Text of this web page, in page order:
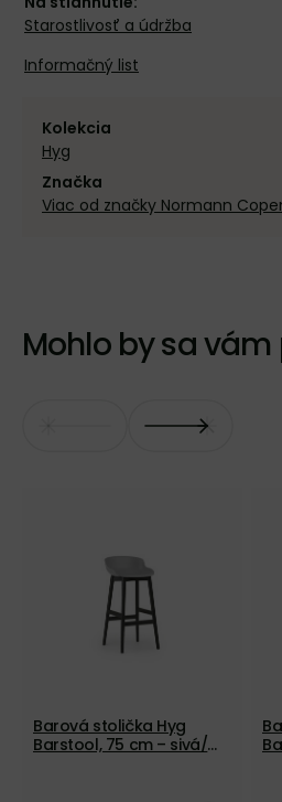
Starostlivosť a údržba
Informačný list
Kolekcia
Hyg
Značka
Viac od značky Normann
Mohlo by sa
Barová stolička Hyg
Barstool, 75 cm – sivá/